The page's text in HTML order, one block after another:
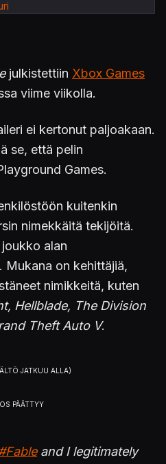
julkistettiin Xbox Games
viime viikolla.
ei kertonut paljoakaan.
se, että pelin
Games.
kuitenkin
nimekkäitä tekijöitä.
alan
Mukana on kehittäjiä,
nimikkeitä, kuten
Hellblade, The Division
Theft Auto V.
and I legitimately